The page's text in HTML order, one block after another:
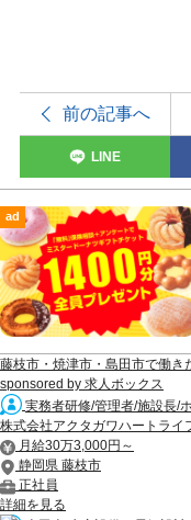
前の記事へ
LINE
ad
藤枝市・焼津市・島田市で働き
sponsored by 求人ボックス
実務者研修/管理者/施設長/
株式会社アクタガワハートライ
月給30万3,000円～
静岡県 藤枝市
正社員
詳細を見る